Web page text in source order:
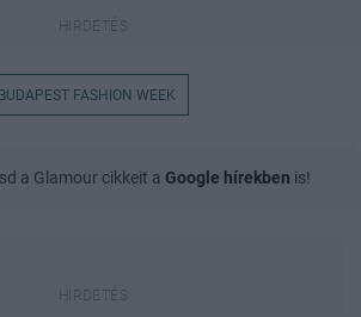
BUDAPEST FASHION WEEK
a Glamour cikkeit a Google hírekben is!